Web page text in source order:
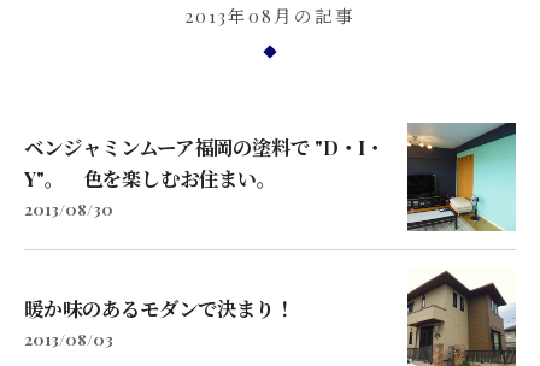
2013年08月の記事
ベンジャミンムーア福岡の塗料で "D・I・
Y"。 色を楽しむお住まい。
2013/08/30
暖か味のあるモダンで決まり！
2013/08/03